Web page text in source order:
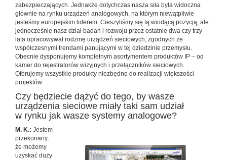
zabezpieczających. Jednakże dotychczas nasza siła była widoczna
głównie na rynku urządzeń analogowych, na którym niewątpliwie
jesteśmy europejskim liderem. Cieszyliśmy się tą wiodącą pozycją, ale
jednocześnie nasz dział badań i rozwoju przez ostatnie dwa czy trzy
lata opracowywał rodzinę urządzeń sieciowych, zgodnych ze
współczesnymi trendami panującymi w tej dziedzinie przemysłu.
Obecnie dysponujemy kompletnym asortymentem produktów IP – od
kamer do rejestratorów wizyjnych i przełączników sieciowych.
Oferujemy wszystkie produkty niezbędne do realizacji większości
projektów.
Czy będziecie dążyć do tego, by wasze
urządzenia sieciowe miały taki sam udział
w rynku jak wasze systemy analogowe?
M. K.: Jestem
przekonany,
że możemy
uzyskać duży